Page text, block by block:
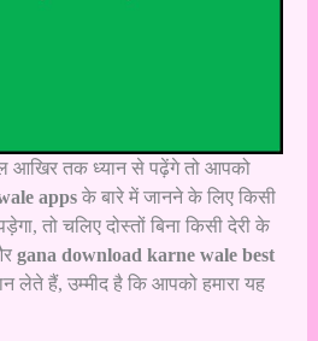
आखिर तक ध्यान से पढ़ेंगे तो आपको
appsके बारे में जानने के लिए किसी
तो चलिए दोस्तों बिना किसी देरी के
gana download karne wale best
लेते हैं, उम्मीद है कि आपको हमारा यह